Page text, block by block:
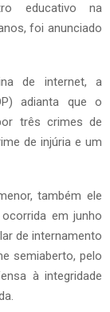
educativo na
foi anunciado
de internet, a
adianta que o
três crimes de
de injúria e um
também ele
em junho
de internamento
semiaberto, pelo
à integridade